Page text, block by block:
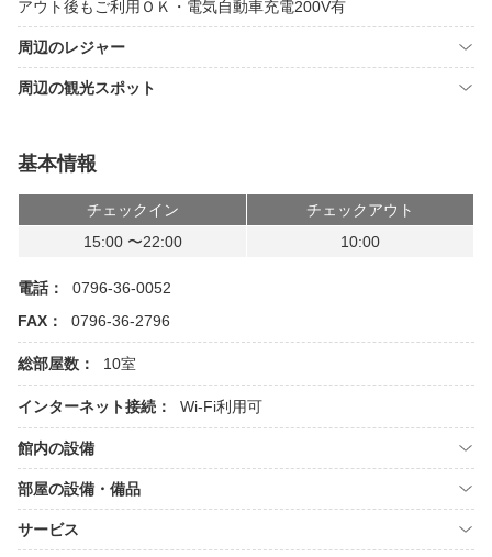
アウト後もご利用ＯＫ・電気自動車充電200V有
周辺のレジャー
周辺の観光スポット
基本情報
チェックイン
チェックアウト
15:00 〜22:00
10:00
電話：
0796-36-0052
FAX：
0796-36-2796
総部屋数： 10室
インターネット接続： Wi-Fi利用可
館内の設備
部屋の設備・備品
サービス